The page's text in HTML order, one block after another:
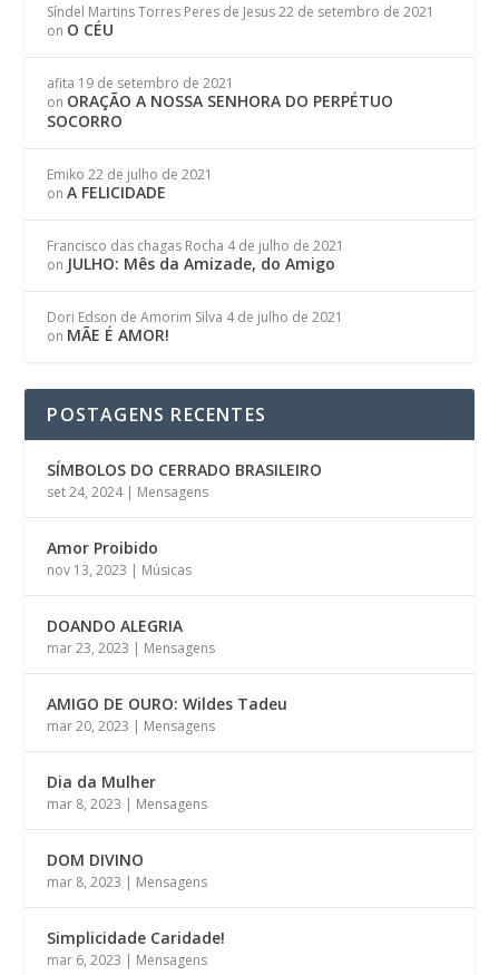
Síndel Martins Torres Peres de Jesus 22 de setembro de 2021
on O CÉU
afita 19 de setembro de 2021
on ORAÇÃO A NOSSA SENHORA DO PERPÉTUO
SOCORRO
Emiko 22 de julho de 2021
onA FELICIDADE
Francisco das chagas Rocha 4 de julho de 2021
on JULHO: Mês da Amizade, do Amigo
Dori Edson de Amorim Silva 4 de julho de 2021
on MÃE É AMOR!
POSTAGENS RECENTES
SÍMBOLOS DO CERRADO BRASILEIRO
set 24, 2024| Mensagens
Amor Proibido
nov 13, 2023 | Músicas
DOANDO ALEGRIA
mar 23, 2023 | Mensagens
AMIGO DE OURO: Wildes Tadeu
mar 20, 2023 | Mensagens
Dia da Mulher
mar 8, 2023 | Mensagens
DOM DIVINO
mar 8, 2023 | Mensagens
Simplicidade Caridade!
mar 6, 2023 | Mensagens